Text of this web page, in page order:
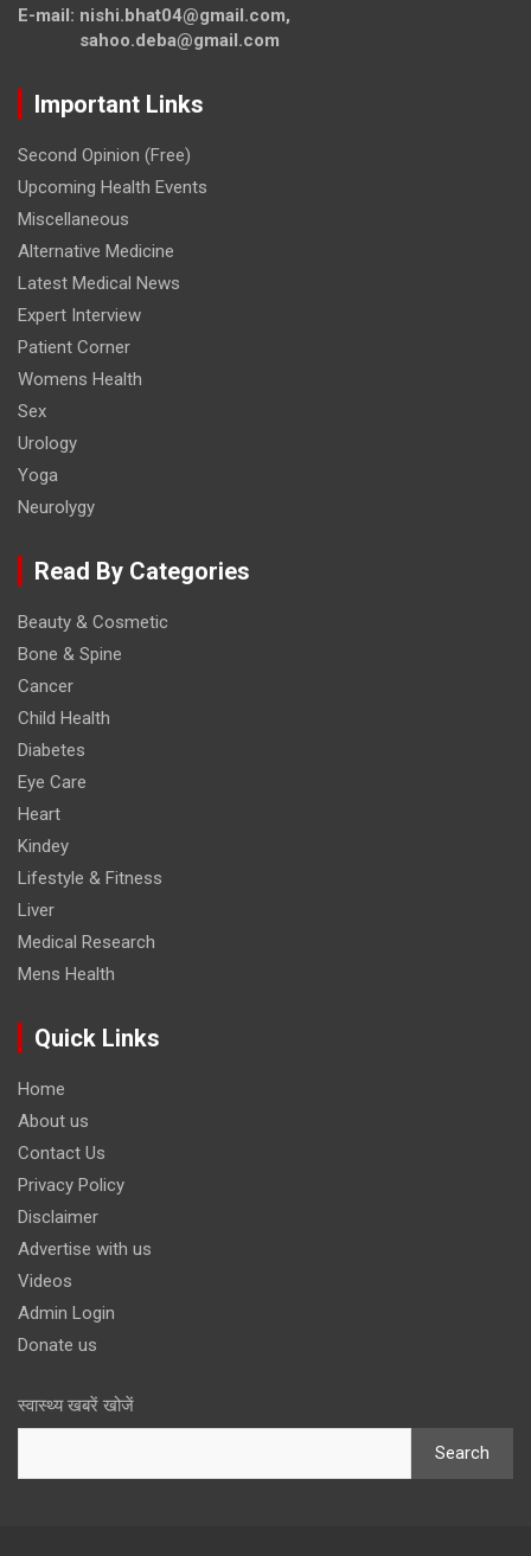
E-mail: nishi.bhat04@gmail.com,
sahoo.deba@gmail.com
Important Links
Second Opinion (Free)
Upcoming Health Events
Miscellaneous
Alternative Medicine
Latest Medical News
Expert Interview
Patient Corner
Womens Health
Sex
Urology
Yoga
Neurolygy
Read By Categories
Beauty & Cosmetic
Bone & Spine
Cancer
Child Health
Diabetes
Eye Care
Heart
Kindey
Lifestyle & Fitness
Liver
Medical Research
Mens Health
Quick Links
Home
About us
Contact Us
Privacy Policy
Disclaimer
Advertise with us
Videos
Admin Login
Donate us
स्वास्थ्य खबरें खोजें
Search